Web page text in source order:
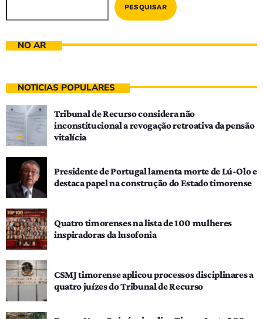
PESQUISAR
NO AR
NOTÍCIAS POPULARES
Tribunal de Recurso considera não
inconstitucional a revogação retroativa da pensão
vitalícia
Presidente de Portugal lamenta morte de Lú-Olo e
destaca papel na construção do Estado timorense
Quatro timorenses na lista de 100 mulheres
inspiradoras da lusofonia
CSMJ timorense aplicou processos disciplinares a
quatro juízes do Tribunal de Recurso